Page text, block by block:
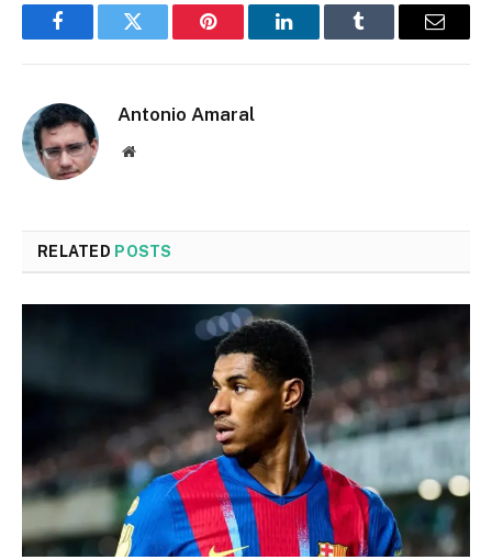
FacebookTwitter Pinterest LinkedInTumblr Email
Antonio Amaral
Website
RELATED POSTS